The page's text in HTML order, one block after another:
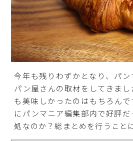
今年も残りわずかとなり、パ
パン屋さんの取材をしてきま
も美味しかったのはもちろん
にパンマニア編集部内で好評
処なのか？総まとめを行うこと